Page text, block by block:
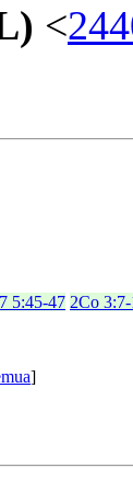
<
5:45-47 2Co
]